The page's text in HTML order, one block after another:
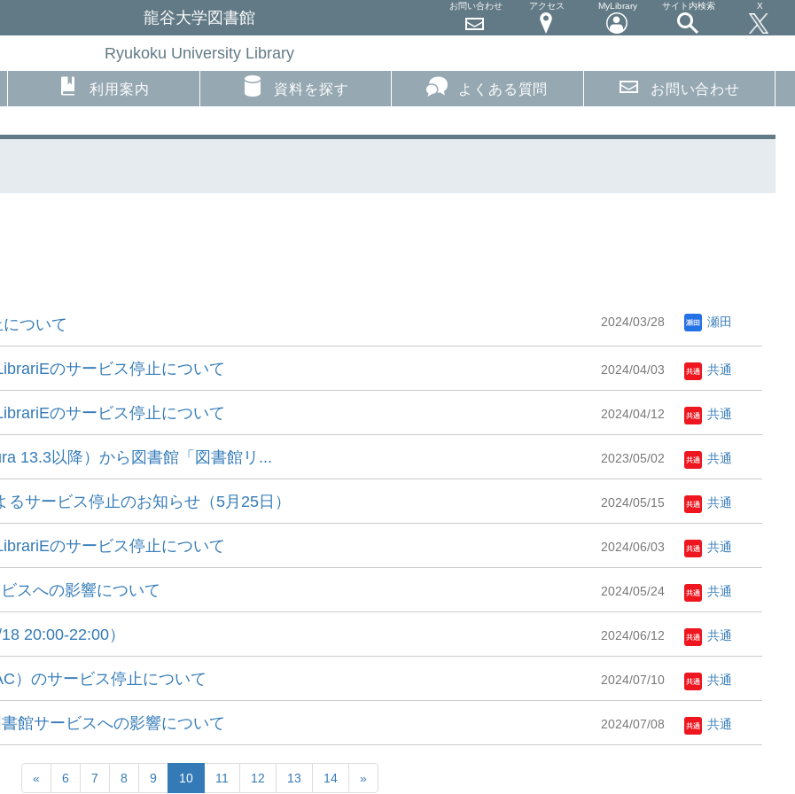
龍谷大学図書館
Ryukoku University Library
お問い合わせ アクセス MyLibrary サイト内検索 X
利用案内 資料を探す よくある質問 お問い合わせ
ついて 2024/03/28 瀬田
のサービス停止について 2024/04/03 共通
のサービス停止について 2024/04/12 共通
13.3以降）から図書館「図書館リ... 2023/05/02 共通
サービス停止のお知らせ（5月25日） 2024/05/15 共通
のサービス停止について 2024/06/03 共通
スへの影響について 2024/05/24 共通
20:00-22:00） 2024/06/12 共通
）のサービス停止について 2024/07/10 共通
館サービスへの影響について 2024/07/08 共通
« 6 7 8 9 10 11 12 13 14 »